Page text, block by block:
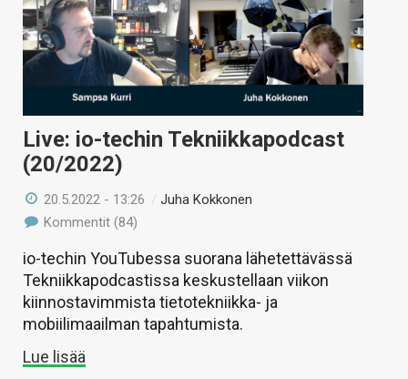
Live: io-techin Tekniikkapodcast
(20/2022)
20.5.2022 - 13:26 /Juha Kokkonen
Kommentit (84)
io-techin YouTubessa suorana lähetettävässä
Tekniikkapodcastissa keskustellaan viikon
kiinnostavimmista tietotekniikka- ja
mobiilimaailman tapahtumista.
Lue lisää